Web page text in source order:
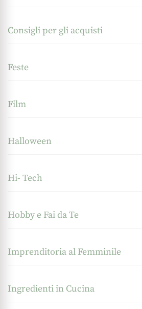
Consigli per gli acquisti
Feste
Film
Halloween
Hi- Tech
Hobby e Fai da Te
Imprenditoria al Femminile
Ingredienti in Cucina